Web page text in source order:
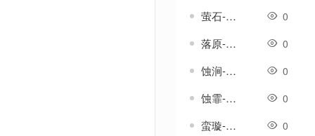
萤石-传奇武器素材 0
落原-传奇武器素材 0
蚀涧-传奇武器素材 0
蚀霏-传奇武器素材 0
蛮璇-传奇武器素材 0